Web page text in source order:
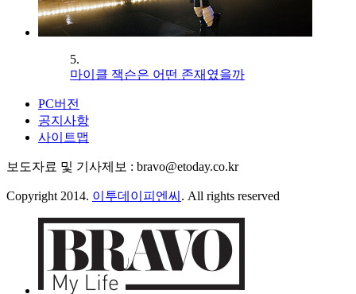
5.
마이클 잭슨은 어떤 존재였을까
PC버전
공지사항
사이트맵
보도자료 및 기사제보 : bravo@etoday.co.kr
Copyright 2014. 이투데이피엔씨 . All rights reserved